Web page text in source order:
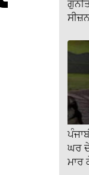
ਘਰ
ਮਾਰ